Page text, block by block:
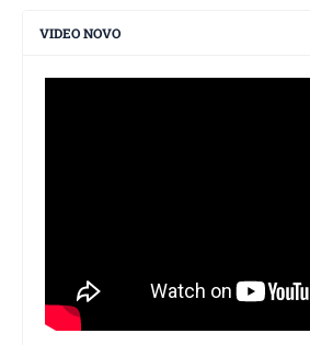
VIDEO NOVO